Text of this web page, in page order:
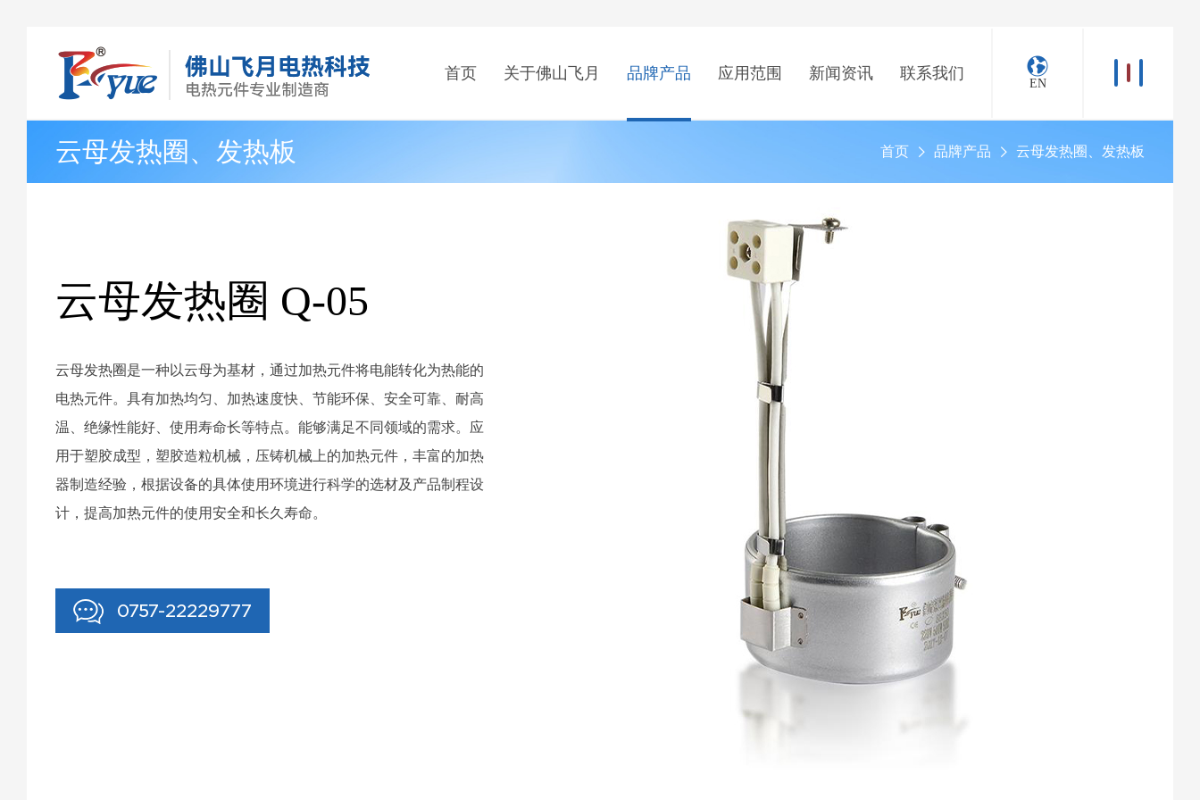
首页 关于佛山飞月 品牌产品 应用范围 新闻资讯 联系我们
EN
云母发热圈、发热板 首页 > 品牌产品 > 云母发热圈、发热板
云母发热圈 Q-05
云母发热圈是一种以云母为基材，通过加热元件将电能转化为热能的
电热元件。具有加热均匀、加热速度快、节能环保、安全可靠、耐高
温、绝缘性能好、使用寿命长等特点。能够满足不同领域的需求。应
用于塑胶成型，塑胶造粒机械，压铸机械上的加热元件，丰富的加热
器制造经验，根据设备的具体使用环境进行科学的选材及产品制程设
计，提高加热元件的使用安全和长久寿命。
0757-22229777